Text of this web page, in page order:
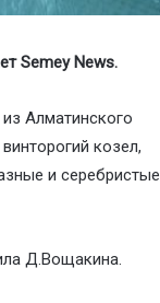
Semey News.
Алматинского
козел,
и серебристые
Д.Вощакина.